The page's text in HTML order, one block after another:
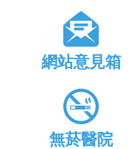
網站意見箱
無菸醫院